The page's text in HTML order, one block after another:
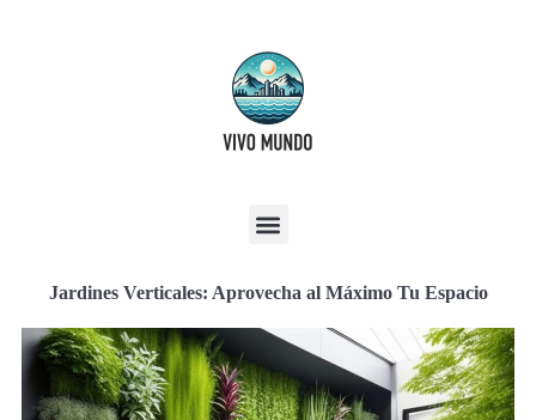
Jardines Verticales: Aprovecha al Máximo Tu Espacio